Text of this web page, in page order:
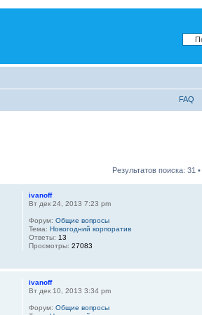
FAQ
Результатов поиска: 31 •
ivanoff
Вт дек 24, 2013 7:23 pm
Форум: Общие вопросы
Тема: Новогодний корпоратив
Ответы: 13
Просмотры: 27083
ivanoff
Вт дек 10, 2013 3:34 pm
Форум: Общие вопросы